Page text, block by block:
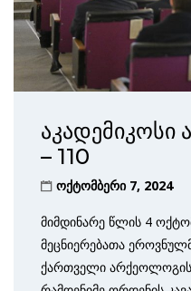
აკადემიკოსი
– 110
ოქტომბერი 7, 2024
მიმდინარე წლის 4
მეცნიერებათა
ქართველი